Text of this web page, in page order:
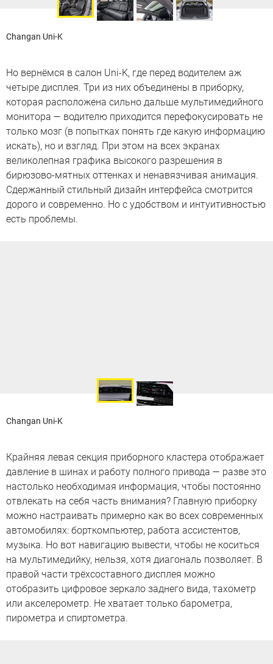
Changan Uni-K
Но вернёмся в салон Uni-K, где перед водителем аж
четыре дисплея. Три из них объединены в приборку,
которая расположена сильно дальше мультимедийного
монитора — водителю приходится перефокусировать не
только мозг (в попытках понять где какую информацию
искать), но и взгляд. При этом на всех экранах
великолепная графика высокого разрешения в
бирюзово-мятных оттенках и ненавязчивая анимация.
Сдержанный стильный дизайн интерфейса смотрится
дорого и современно. Но с удобством и интуитивностью
есть проблемы.
Changan Uni-K
Крайняя левая секция приборного кластера отображает
давление в шинах и работу полного привода — разве это
настолько необходимая информация, чтобы постоянно
отвлекать на себя часть внимания? Главную приборку
можно настраивать примерно как во всех современных
автомобилях: борткомпьютер, работа ассистентов,
музыка. Но вот навигацию вывести, чтобы не коситься
на мультимедийку, нельзя, хотя диагональ позволяет. В
правой части трёхсоставного дисплея можно
отобразить цифровое зеркало заднего вида, тахометр
или акселерометр. Не хватает только барометра,
пирометра и спиртометра.